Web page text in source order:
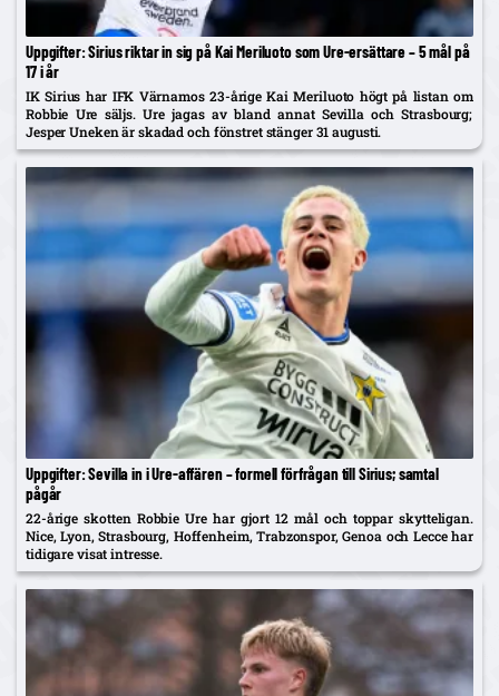
Uppgifter: Sirius riktar in sig på Kai Meriluoto som Ure-ersättare – 5 mål på
17 i år
IK Sirius har IFK Värnamos 23-årige Kai Meriluoto högt på listan om
Robbie Ure säljs. Ure jagas av bland annat Sevilla och Strasbourg;
Jesper Uneken är skadad och fönstret stänger 31 augusti.
Uppgifter: Sevilla in i Ure-affären – formell förfrågan till Sirius; samtal
pågår
22-årige skotten Robbie Ure har gjort 12 mål och toppar skytteligan.
Nice, Lyon, Strasbourg, Hoffenheim, Trabzonspor, Genoa och Lecce har
tidigare visat intresse.